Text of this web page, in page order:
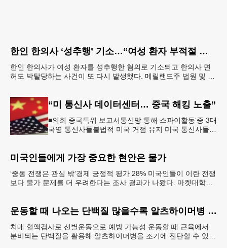
한인 한의사 ‘성추행’ 기소…“여성 환자 부적절 접촉”
한인 한의사가 여성 환자를 성추행한 혐의로 기소되고 한의사 면
허도 박탈당하는 사건이 또 다시 발생했다. 메릴랜드주 법원 및 메
“미 통신사 데이터센터… 중국 해킹 노출”
■의회 중국특위 보고서통신망 통해 스파이활동‘중 3대
국영 통신사들불법적 미국 거점 유지 미국 통신사들이
미국인들에게 가장 중요한 현안은 물가
‘중동 전쟁은 관심 밖’경제 긍정적 평가 28% 미국인들이 이란 전쟁
보다 물가 문제를 더 우려한다는 조사 결과가 나왔다. 마켓대학교
운동할 때 나오는 단백질 많을수록 알츠하이머병 단백질 감소
치매 혈액검사로 선별운동으로 예방 가능성 운동할 때 근육에서
분비되는 단백질을 활용해 알츠하이머병을 조기에 진단할 수 있는